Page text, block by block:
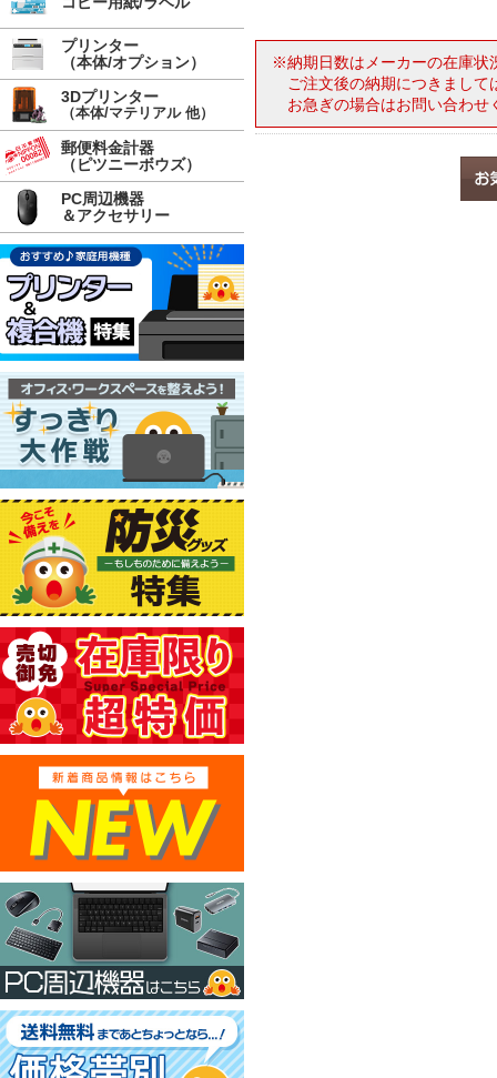
※納期日数はメーカーの在庫状
ご注文後の納期につきまし
お急ぎの場合はお問い合わせ
プリンター
（本体/オプション）
3Dプリンター
（本体/マテリアル 他）
郵便料金計器
（ピツニーボウズ）
PC周辺機器
＆アクセサリー